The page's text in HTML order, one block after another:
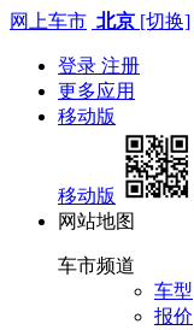
网上车市 北京 [切换]
登录 注册
更多应用
移动版
移动版
网站地图
车市频道
车型
报价